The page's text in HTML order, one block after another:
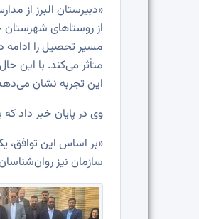
«دبیرستان البرز از
از روستاهای
مسیر تحصیل را ادامه
متأثر می‌کند. با این
این تجربه نشان
وی در پایان خبر داد
«بر اساس این توافق،
سازمان نیز